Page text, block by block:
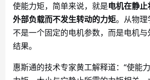
使能力矩，简单来说，就是电机在静
外部负载而不发生转动的力矩。从物理
不是一个固定的电机参数，而是电机
结果。
惠斯通的技术专家黄工解释道：“使能